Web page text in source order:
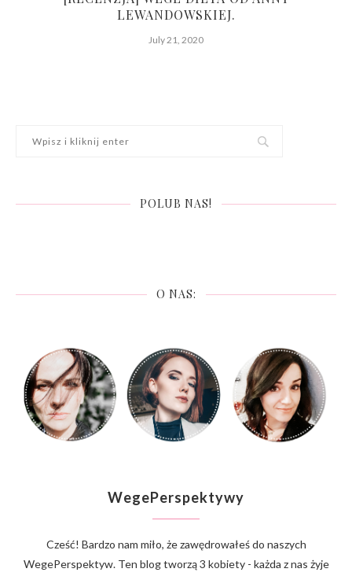
LEWANDOWSKIEJ.
July 21, 2020
POLUB NAS!
O NAS:
WegePerspektywy
Cześć! Bardzo nam miło, że zawędrowałeś do naszych
WegePerspektyw. Ten blog tworzą 3 kobiety - każda z nas żyje